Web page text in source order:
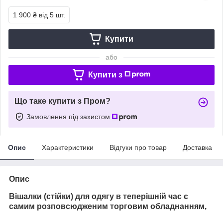
1 900 ₴ від 5 шт.
Купити
або
Купити з
Що таке купити з Пром?
Замовлення під захистом
Опис Характеристики Відгуки про товар Доставка
Опис
Вішалки (стійки) для одягу в теперішній час є
самим розповсюдженим торговим обладнанням,